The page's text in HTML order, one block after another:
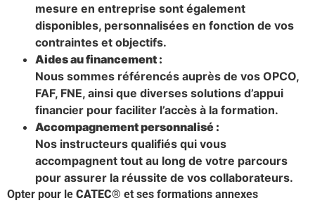
mesure en entreprise sont également
disponibles, personnalisées en fonction de vos
contraintes et objectifs.
Aides au financement :
Nous sommes référencés auprès de vos OPCO,
FAF, FNE, ainsi que diverses solutions d’appui
financier pour faciliter l’accès à la formation.
Accompagnement personnalisé :
Nos instructeurs qualifiés qui vous
accompagnent tout au long de votre parcours
pour assurer la réussite de vos collaborateurs.
Opter pour le CATEC® et ses formations annexes